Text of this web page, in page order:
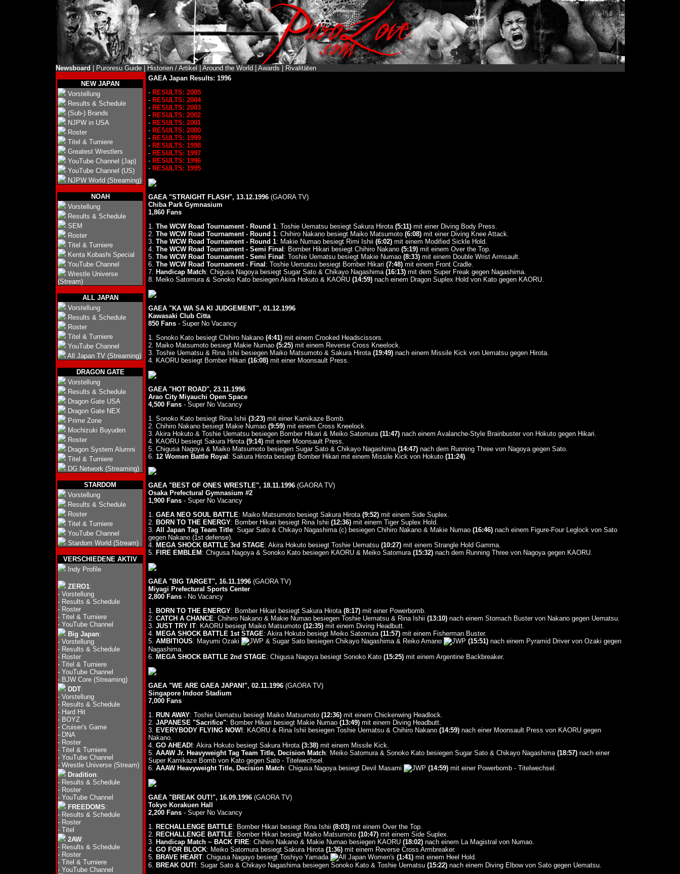
Newsboard Puroresu Guide| Historien / Artikel Around the World Awards Rivalitäten
NEW JAPAN
Vorstellung
Results & Schedule
(Sub-) Brands
NJPW in USA
Roster
Titel & Turniere
Greatest Wrestlers
YouTube Channel (Jap)
YouTube Channel (US)
NJPW World (Streaming)
NOAH
Vorstellung
Results & Schedule
SEM
Roster
Titel & Turniere
Kenta Kobashi Special
YouTube Channel
Wrestle Universe
(Stream)
ALL JAPAN
Vorstellung
Results & Schedule
Roster
Titel & Turniere
YouTube Channel
All Japan TV (Streaming)
DRAGON GATE
Vorstellung
Results & Schedule
Dragon Gate USA
Dragon Gate NEX
Prime Zone
Mochizuki Buyuden
Roster
Dragon System Alumni
Titel & Turniere
DG Network (Streaming)
STARDOM
Vorstellung
Results & Schedule
Roster
Titel & Turniere
YouTube Channel
Stardom World (Stream)
VERSCHIEDENE AKTIV
Indy Profile
ZERO1:
- Vorstellung
- Results & Schedule
- Roster
- Titel & Turniere
- YouTube Channel
Big Japan:
- Vorstellung
- Results & Schedule
- Roster
- Titel & Turniere
- YouTube Channel
- BJW Core (Streaming)
DDT:
- Vorstellung
- Results & Schedule
- Hard Hit
- BOYZ
- Cruiser's Game
- DNA
- Roster
- Titel & Turniere
- YouTube Channel
- Wrestle Universe (Stream)
Dradition:
- Results & Schedule
- Roster
- YouTube Channel
FREEDOMS:
- Results & Schedule
- Roster
- Titel
2AW:
- Results & Schedule
- Roster
- Titel & Turniere
- YouTube Channel
GAEA Japan Results: 1996
- RESULTS: 2005
- RESULTS: 2004
- RESULTS: 2003
- RESULTS: 2002
- RESULTS: 2001
- RESULTS: 2000
- RESULTS: 1999
- RESULTS: 1998
- RESULTS: 1997
- RESULTS: 1996
- RESULTS: 1995
GAEA "STRAIGHT FLASH", 13.12.1996(GAORA TV)
Chiba Park Gymnasium
1,860 Fans
1. The WCW Road Tournament - Round 1: Toshie Uematsu besiegt Sakura Hirota (5:11)mit einer Diving Body Press.
2. The WCW Road Tournament - Round 1: Chihiro Nakano besiegt Maiko Matsumoto (6:08)mit einer Diving Knee Attack.
3. The WCW Road Tournament - Round 1: Makie Numao besiegt Rimi Ishii (6:02)mit einem Modified Sickle Hold.
4. The WCW Road Tournament - Semi Final : Bomber Hikari besiegt Chihiro Nakano (5:19)mit einem Over the Top.
5. The WCW Road Tournament - Semi Final : Toshie Uematsu besiegt Makie Numao (8:33)mit einem Double Wrist Armsault.
6. The WCW Road Tournament - Final : Toshie Uematsu besiegt Bomber Hikari (7:48)mit einem Front Cradle.
7. Handicap Match: Chigusa Nagoya besiegt Sugar Sato & Chikayo Nagashima (16:13)mit dem Super Freak gegen Nagashima.
8. Meiko Satomura & Sonoko Kato besiegen Akira Hokuto & KAORU (14:59)nach einem Dragon Suplex Hold von Kato gegen KAORU.
GAEA "KA WA SA KI JUDGEMENT", 01.12.1996
Kawasaki Club Citta
850 Fans- Super No Vacancy
1. Sonoko Kato besiegt Chihiro Nakano (4:41)mit einem Crooked Headscissors.
2. Maiko Matsumoto besiegt Makie Numao (5:25)mit einem Reverse Cross Kneelock.
3. Toshie Uematsu & Rina Ishii besiegen Maiko Matsumoto & Sakura Hirota (19:49)nach einem Missile Kick von Uematsu gegen Hirota.
4. KAORU besiegt Bomber Hikari (16:08)mit einer Moonsault Press.
GAEA "HOT ROAD", 23.11.1996
Arao City Miyauchi Open Space
4,500 Fans- Super No Vacancy
1. Sonoko Kato besiegt Rina Ishii (3:23)mit einer Kamikaze Bomb.
2. Chihiro Nakano besiegt Makie Numao (9:59)mit einem Cross Kneelock.
3. Akira Hokuto & Toshie Uematsu besiegen Bomber Hikari & Meiko Satomura (11:47)nach einem Avalanche-Style Brainbuster von Hokuto gegen Hikari.
4. KAORU besiegt Sakura Hirota (9:14)mit einer Moonsault Press.
5. Chigusa Nagoya & Maiko Matsumoto besiegen Sugar Sato & Chikayo Nagashima (14:47)nach dem Running Three von Nagoya gegen Sato.
6. 12 Women Battle Royal : Sakura Hirota besiegt Bomber Hikari mit einem Missile Kick von Hokuto (11:24).
GAEA "BEST OF ONES WRESTLE", 18.11.1996(GAORA TV)
Osaka Prefectural Gymnasium #2
1,900 Fans- Super No Vacancy
1. GAEA NEO SOUL BATTLE: Maiko Matsumoto besiegt Sakura Hirota (9:52)mit einem Side Suplex.
2. BORN TO THE ENERGY: Bomber Hikari besiegt Rina Ishii (12:36)mit einem Tiger Suplex Hold.
3. All Japan Tag Team Title: Sugar Sato & Chikayo Nagashima (c) besiegen Chihiro Nakano & Makie Numao (16:46)nach einem Figure-Four Leglock von Sato
gegen Nakano (1st defense).
4. MEGA SHOCK BATTLE 3rd STAGE: Akira Hokuto besiegt Toshie Uematsu (10:27)mit einem Strangle Hold Gamma.
5. FIRE EMBLEM : Chigusa Nagoya & Sonoko Kato besiegen KAORU & Meiko Satomura (15:32)nach dem Running Three von Nagoya gegen KAORU.
GAEA "BIG TARGET", 16.11.1996(GAORA TV)
Miyagi Prefectural Sports Center
2,800 Fans- No Vacancy
1. BORN TO THE ENERGY: Bomber Hikari besiegt Sakura Hirota (8:17)mit einer Powerbomb.
2. CATCH A CHANCE: Chihiro Nakano & Makie Numao besiegen Toshie Uematsu & Rina Ishii (13:10)nach einem Stomach Buster von Nakano gegen Uematsu.
3. JUST TRY IT: KAORU besiegt Maiko Matsumoto (12:35)mit einem Diving Headbutt.
4. MEGA SHOCK BATTLE 1st STAGE: Akira Hokuto besiegt Meiko Satomura (11:57)mit einem Fisherman Buster.
5. AMBITIOUS: Mayumi Ozaki & Sugar Sato besiegen Chikayo Nagashima & Reiko Amano (15:51)nach einem Pyramid Driver von Ozaki gegen
Nagashima.
6. MEGA SHOCK BATTLE 2nd STAGE: Chigusa Nagoya besiegt Sonoko Kato (15:25)mit einem Argentine Backbreaker.
GAEA "WE ARE GAEA JAPAN!", 02.11.1996(GAORA TV)
Singapore Indoor Stadium
7,000 Fans
1. RUN AWAY: Toshie Uematsu besiegt Maiko Matsumoto (12:36)mit einem Chickenwing Headlock.
2. JAPANESE "Sacrifice": Bomber Hikari besiegt Makie Numao (13:49)mit einem Diving Headbutt.
3. EVERYBODY FLYING NOW!: KAORU & Rina Ishii besiegen Toshie Uematsu & Chihiro Nakano (14:59)nach einer Moonsault Press von KAORU gegen
Nakano.
4. GO AHEAD!: Akira Hokuto besiegt Sakura Hirota (3:38)mit einem Missile Kick.
5. AAAW Jr. Heavyweight Tag Team Title, Decision Match: Meiko Satomura & Sonoko Kato besiegen Sugar Sato & Chikayo Nagashima (18:57)nach einer
Super Kamikaze Bomb von Kato gegen Sato - Titelwechsel.
6. AAAW Heavyweight Title, Decision Match: Chigusa Nagoya besiegt Devil Masami (14:59)mit einer Powerbomb - Titelwechsel.
GAEA "BREAK OUT!", 16.09.1996(GAORA TV)
Tokyo Korakuen Hall
2,200 Fans- Super No Vacancy
1. RECHALLENGE BATTLE: Bomber Hikari besiegt Rina Ishii (8:03)mit einem Over the Top.
2. RECHALLENGE BATTLE: Bomber Hikari besiegt Maiko Matsumoto (10:47)mit einem Side Suplex.
3. Handicap Match ~ BACK FIRE: Chihiro Nakano & Makie Numao besiegen KAORU (18:02)nach einem La Magistral von Numao.
4. GO FOR BLOCK: Meiko Satomura besiegt Sakura Hirota (1:36)mit einem Reverse Cross Armbreaker.
5. BRAVE HEART: Chigusa Nagayo besiegt Toshiyo Yamada (1:41)mit einem Heel Hold.
6. BREAK OUT!: Sugar Sato & Chikayo Nagashima besiegen Sonoko Kato & Toshie Uematsu (15:22)nach einem Diving Elbow von Sato gegen Uematsu.